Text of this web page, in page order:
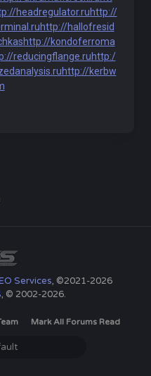
headregulator.ruhttp://
http://hallofresid
http://kondoferroma
reducingflange.ruhttp:/
http://kerbw
Services, ©2021-2026
, © 2002-2026.
Mark All Forums Read